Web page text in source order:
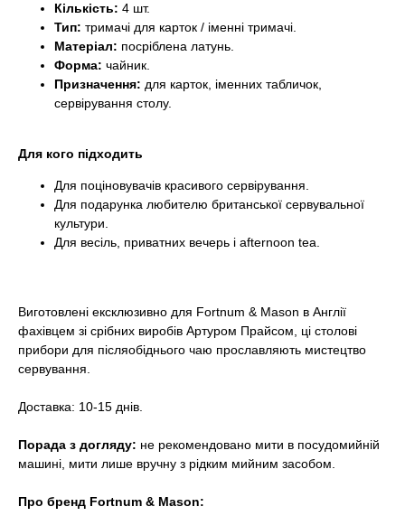
Кількість: 4 шт.
Тип: тримачі для карток / іменні тримачі.
Матеріал: посріблена латунь.
Форма: чайник.
Призначення: для карток, іменних табличок,
сервірування столу.
Для кого підходить
Для поціновувачів красивого сервірування.
Для подарунка любителю британської сервувальної
культури.
Для весіль, приватних вечерь і afternoon tea.
Виготовлені ексклюзивно для Fortnum & Mason в Англії
фахівцем зі срібних виробів Артуром Прайсом, ці столові
прибори для післяобіднього чаю прославляють мистецтво
сервування.
Доставка: 10-15 днів.
Порада з догляду: не рекомендовано мити в посудомийній
машині, мити лише вручну з рідким мийним засобом.
Про бренд Fortnum & Mason: